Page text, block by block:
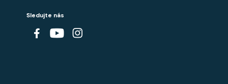
Sledujte nás